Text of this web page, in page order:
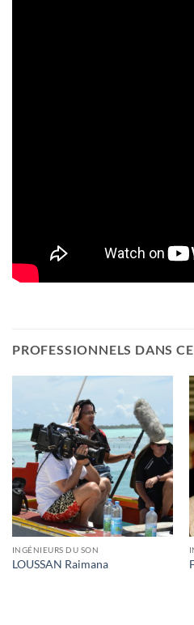
PROFESSIONNELS DANS
INGÉNIEURS DU SON
LOUSSAN Raimana